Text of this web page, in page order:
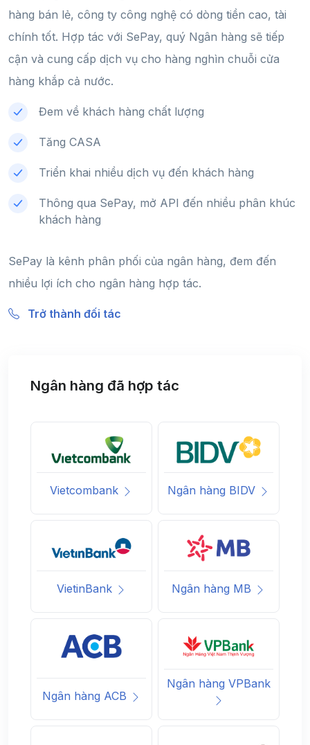
hàng bán lẻ, công ty công nghệ có dòng tiền cao, tài
chính tốt. Hợp tác với SePay, quý Ngân hàng sẽ tiếp
cận và cung cấp dịch vụ cho hàng nghìn chuỗi cửa
hàng khắp cả nước.
Đem về khách hàng chất lượng
Tăng CASA
Triển khai nhiều dịch vụ đến khách hàng
Thông qua SePay, mở API đến nhiều phân khúc
khách hàng
SePay là kênh phân phối của ngân hàng, đem đến
nhiều lợi ích cho ngân hàng hợp tác.
Trở thành đối tác
Ngân hàng đã hợp tác
Vietcombank Ngân hàng BIDV
VietinBank Ngân hàng MB
Ngân hàng ACB
Ngân hàng VPBank